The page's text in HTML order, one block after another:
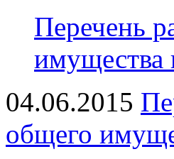
Перечень
04.06.2015
общего